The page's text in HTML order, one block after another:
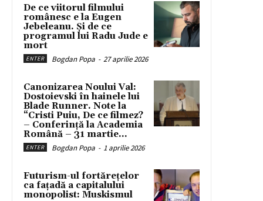
De ce viitorul filmului
românesc e la Eugen
Jebeleanu. Și de ce
programul lui Radu Jude e
mort
ENTER Bogdan Popa - 27 aprilie 2026
Canonizarea Noului Val:
Dostoievski în hainele lui
Blade Runner. Note la
“Cristi Puiu, De ce filmez?
– Conferință la Academia
Română – 31 martie...
ENTER Bogdan Popa - 1 aprilie 2026
Futurism-ul fortărețelor
ca fațadă a capitalului
monopolist: Muskismul